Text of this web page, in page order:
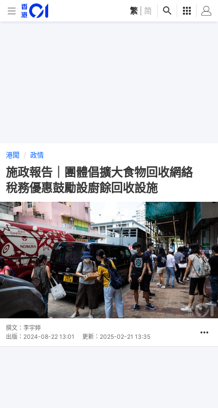
繁 简
港聞 政情
施政報告｜團體倡擴大食物回收網絡
稅務優惠鼓勵設廚餘回收設施
撰文： 李宇婷
出版： 2024-08-22 13:01 更新： 2025-02-21 13:35